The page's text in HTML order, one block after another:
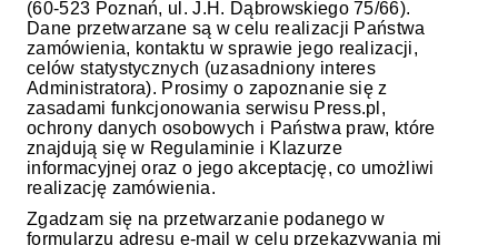
(60-523 Poznań, ul. J.H. Dąbrowskiego 75/66).
Dane przetwarzane są w celu realizacji Państwa
zamówienia, kontaktu w sprawie jego realizacji,
celów statystycznych (uzasadniony interes
Administratora). Prosimy o zapoznanie się z
zasadami funkcjonowania serwisu Press.pl,
ochrony danych osobowych i Państwa praw, które
znajdują się w Regulaminie i Klazurze
informacyjnej oraz o jego akceptację, co umożliwi
realizację zamówienia.
Zgadzam się na przetwarzanie podanego w
formularzu adresu e-mail w celu przekazywania mi